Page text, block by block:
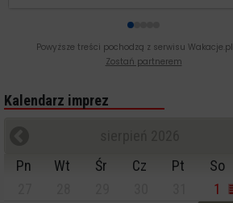
Powyższe treści pochodzą z serwisu Wakacje.pl
Zostań partnerem
Kalendarz imprez
Pn
Wt Śr Cz Pt So
1